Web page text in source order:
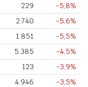
229
-5,8%
2.740
-5,6%
1.851
-5,5%
5.385
-4,5%
123
-3,9%
4.946 -3,5%